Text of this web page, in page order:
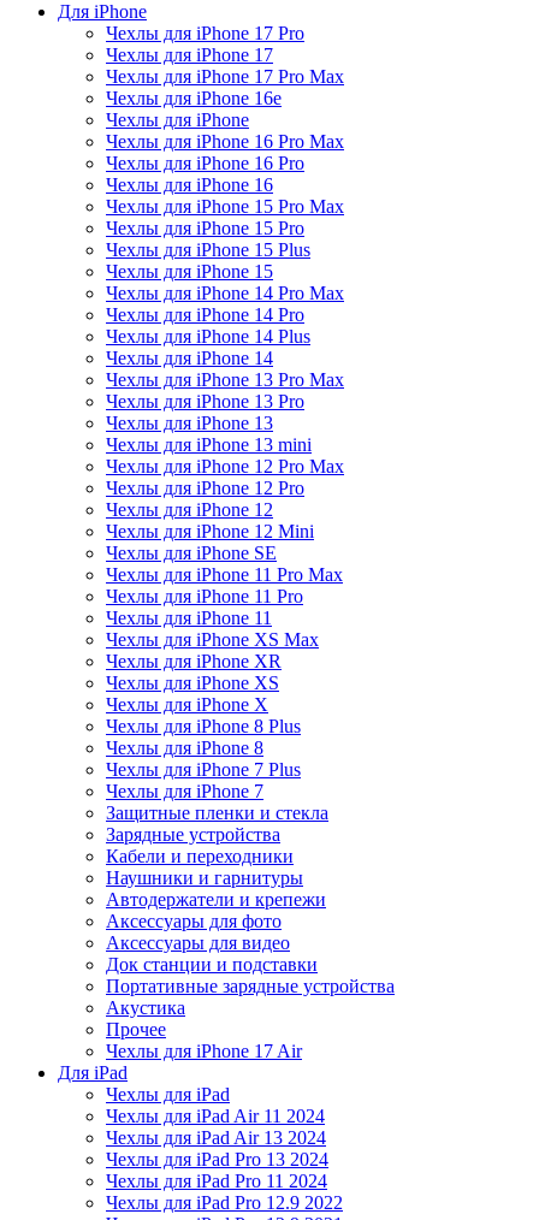
Для iPhone
Чехлы для iPhone 17 Pro
Чехлы для iPhone 17
Чехлы для iPhone 17 Pro Max
Чехлы для iPhone 16e
Чехлы для iPhone
Чехлы для iPhone 16 Pro Max
Чехлы для iPhone 16 Pro
Чехлы для iPhone 16
Чехлы для iPhone 15 Pro Max
Чехлы для iPhone 15 Pro
Чехлы для iPhone 15 Plus
Чехлы для iPhone 15
Чехлы для iPhone 14 Pro Max
Чехлы для iPhone 14 Pro
Чехлы для iPhone 14 Plus
Чехлы для iPhone 14
Чехлы для iPhone 13 Pro Max
Чехлы для iPhone 13 Pro
Чехлы для iPhone 13
Чехлы для iPhone 13 mini
Чехлы для iPhone 12 Pro Max
Чехлы для iPhone 12 Pro
Чехлы для iPhone 12
Чехлы для iPhone 12 Mini
Чехлы для iPhone SE
Чехлы для iPhone 11 Pro Max
Чехлы для iPhone 11 Pro
Чехлы для iPhone 11
Чехлы для iPhone XS Max
Чехлы для iPhone XR
Чехлы для iPhone XS
Чехлы для iPhone X
Чехлы для iPhone 8 Plus
Чехлы для iPhone 8
Чехлы для iPhone 7 Plus
Чехлы для iPhone 7
Защитные пленки и стекла
Зарядные устройства
Кабели и переходники
Наушники и гарнитуры
Автодержатели и крепежи
Аксессуары для фото
Аксессуары для видео
Док станции и подставки
Портативные зарядные устройства
Акустика
Прочее
Чехлы для iPhone 17 Air
Для iPad
Чехлы для iPad
Чехлы для iPad Air 11 2024
Чехлы для iPad Air 13 2024
Чехлы для iPad Pro 13 2024
Чехлы для iPad Pro 11 2024
Чехлы для iPad Pro 12.9 2022